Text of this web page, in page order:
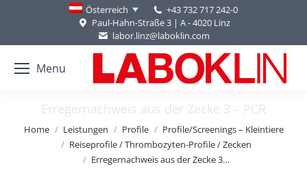
Österreich
+43 732 717 242-0
Paul-Hahn-Straße 3 | A - 4020 Linz
labor.linz@laboklin.com
Menu
Erregernachweis aus der Zecke 3 – PCR
You are here:
Home Leistungen Profile
Profile/Screenings – Kleintiere
Reiseprofile / Thrombozyten-Profile / Zecken
Erregernachweis aus der Zecke 3…